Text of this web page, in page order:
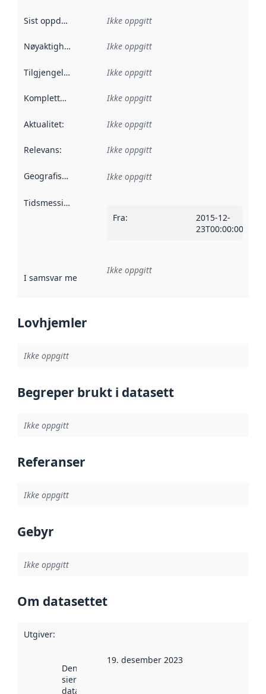
Sist oppdatert Ikke oppgitt
Nøyaktighet Ikke oppgitt
Tilgjengelighet Ikke oppgitt
Kompletthet Ikke oppgitt
Aktualitet: Ikke oppgitt
Relevans: Ikke oppgitt
Geografisk avgrensning :
Ikke oppgitt
Tidsmessig avgrensning
Fra:
2015-12-
23T00:00:00Z
I samsvar med Referanse til en implementasjonsregel
Ikke oppgitt
Lovhjemler
Ikke oppgitt
Begreper brukt i datasett
Ikke oppgitt
Referanser
Ikke oppgitt
Gebyr
Ikke oppgitt
Om datasettet
Utgiver:
Denne datoen
sier når
datasettet ble
19. desember 2023